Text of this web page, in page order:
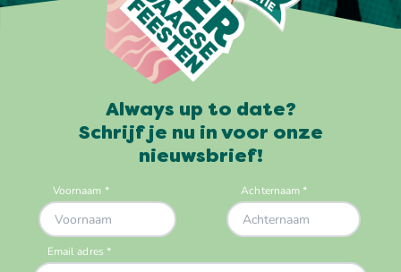
Always up to date?
Schrijf je nu in voor onze
nieuwsbrief!